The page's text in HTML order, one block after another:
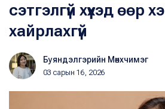
сэтгэлгүй хүүхэд өөр
хайрлахгүй
Буяндэлгэрийн Мөнхчимэг
03 сарын 16, 2026